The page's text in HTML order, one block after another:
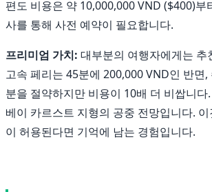
편도 비용은 약 10,000,000 VND ($400)부
사를 통해 사전 예약이 필요합니다.
프리미엄 가치: 대부분의 여행자에게는 추
고속 페리는 45분에 200,000 VND인 반면
분을 절약하지만 비용이 10배 더 비쌉니다
베이 카르스트 지형의 공중 전망입니다.
이 허용된다면 기억에 남는 경험입니다.